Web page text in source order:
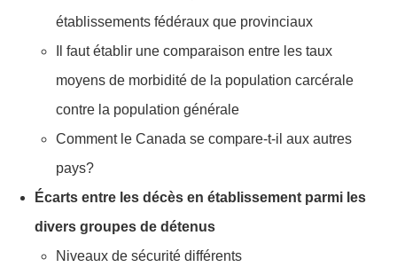
établissements fédéraux que provinciaux
Il faut établir une comparaison entre les taux
moyens de morbidité de la population carcérale
contre la population générale
Comment le Canada se compare-t-il aux autres
pays?
Écarts entre les décès en établissement parmi les
divers groupes de détenus
Niveaux de sécurité différents